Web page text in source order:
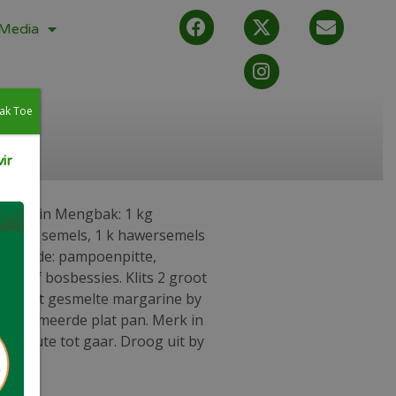
af in Mengbak: 1 kg
1 k semels, 1 k hawersemels
sade: pampoenpitte,
of bosbessies. Klits 2 groot
met gesmelte margarine by
gesmeerde plat pan. Merk in
minute tot gaar. Droog uit by
Toe